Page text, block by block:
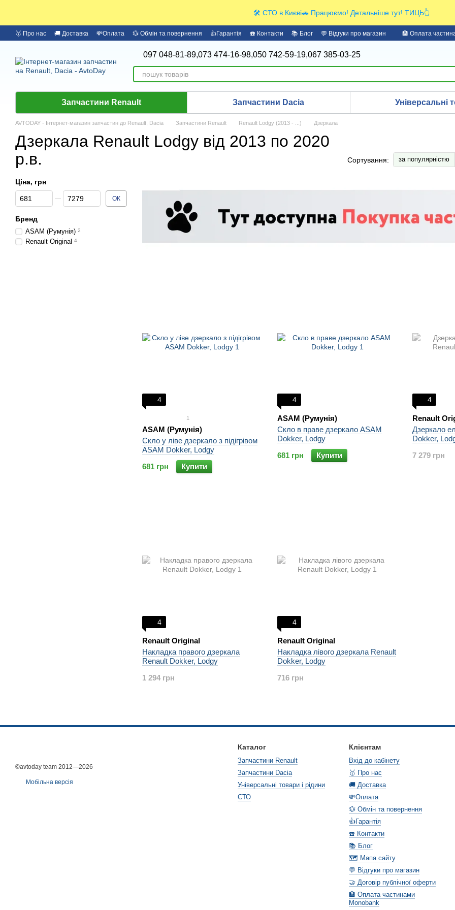
🛠️ СТО в Києві🚗 Працюємо! Детальніше тут! ТИЦЬ👆
🥇 Про нас 🚚 Доставка 💸Оплата 💱 Обмін та повернення 👍Гарантія ☎️ Контакти 📚 Блог 💬 Відгуки про магазин 🏦 Оплата
097 048-81-89,073 474-16-98,050 742-59-19,067 385-03-25
Запчастини Renault Запчастини Dacia Універсальні
AVTODAY - Інтернет-магазин запчастин до Renault, Dacia Запчастини Renault Renault Lodgy (2013 - ...) Дзеркала
Дзеркала Renault Lodgy від 2013 по 2020
р.в.
Сортування: за популярністю
4
1
ASAM (Румунія)
Скло у ліве дзеркало з підігрівом
ASAM Dokker, Lodgy
681 грн
Купити
4
ASAM (Румунія)
Скло в праве дзеркало ASAM
Dokker, Lodgy
681 грн
Купити
4
Renault
Дзеркало
Dokker,
7 279 грн
4
Renault Original
Накладка правого дзеркала
Renault Dokker, Lodgy
1 294 грн
4
Renault Original
Накладка лівого дзеркала Renault
Dokker, Lodgy
716 грн
Ціна, грн
Від Ціна, грн
До Ціна, грн ОК
Бренд
ASAM (Румунія) 2
Renault Original 4
©avtoday team 2012—2026
Мобільна версія
Каталог
Запчастини Renault
Запчастини Dacia
Універсальні товари і рідини
СТО
Клієнтам
Вхід до кабінету
🥇 Про нас
🚚 Доставка
💸Оплата
💱 Обмін та повернення
👍Гарантія
☎️ Контакти
📚 Блог
🗺️ Мапа сайту
💬 Відгуки про магазин
🤝 Договір публічної оферти
🏦 Оплата частинами
Monobank